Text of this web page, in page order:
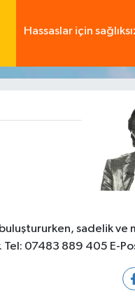
Hassaslar için
sadelik
Tel: 07483 889 405 E-